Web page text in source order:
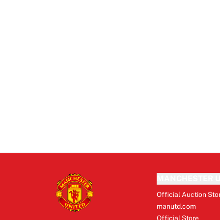
Official Auction
manutd.com
Official Store